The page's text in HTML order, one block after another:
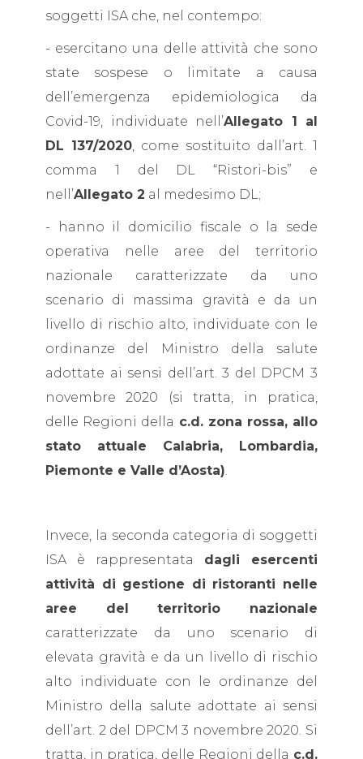
soggetti ISA che, nel contempo:
- esercitano una delle attività che sono
state sospese o limitate a causa
dell’emergenza epidemiologica da
Covid-19, individuate nell’Allegato 1 al
DL 137/2020 , come sostituito dall’art. 1
comma 1 del DL “Ristori-bis” e
nell’Allegato 2 al medesimo DL;
- hanno il domicilio fiscale o la sede
operativa nelle aree del territorio
nazionale caratterizzate da uno
scenario di massima gravità e da un
livello di rischio alto, individuate con le
ordinanze del Ministro della salute
adottate ai sensi dell’art. 3 del DPCM 3
novembre 2020 (si tratta, in pratica,
delle Regioni della c.d. zona rossa, allo
stato attuale Calabria, Lombardia,
Piemonte e Valle d’Aosta)
Invece, la seconda categoria di soggetti
ISA è rappresentata dagli esercenti
attività di gestione di ristoranti nelle
aree del territorio nazionale
caratterizzate da uno scenario di
elevata gravità e da un livello di rischio
alto individuate con le ordinanze del
Ministro della salute adottate ai sensi
dell’art. 2 del DPCM 3 novembre 2020. Si
tratta, in pratica, delle Regioni della c.d.